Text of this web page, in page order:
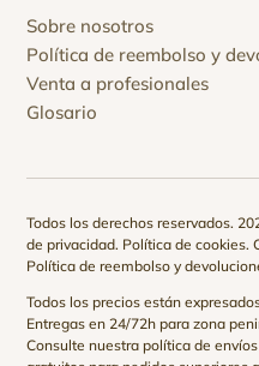
Sobre nosotros
Política de reembolso y
Venta a profesionales
Glosario
Todos los derechos reservados.
de privacidad. Política de cookies.
Política de reembolso y
Todos los precios están
Entregas en 24/72h para zona
Consulte nuestrapolítica de envíos